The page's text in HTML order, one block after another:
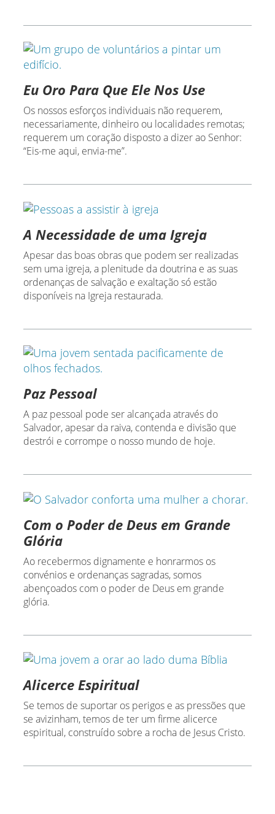
Eu Oro Para Que Ele Nos Use
Os nossos esforços individuais não requerem,
necessariamente, dinheiro ou localidades remotas;
requerem um coração disposto a dizer ao Senhor:
“Eis-me aqui, envia-me”.
A Necessidade de uma Igreja
Apesar das boas obras que podem ser realizadas
sem uma igreja, a plenitude da doutrina e as suas
ordenanças de salvação e exaltação só estão
disponíveis na Igreja restaurada.
Paz Pessoal
A paz pessoal pode ser alcançada através do
Salvador, apesar da raiva, contenda e divisão que
destrói e corrompe o nosso mundo de hoje.
Com o Poder de Deus em Grande
Glória
Ao recebermos dignamente e honrarmos os
convénios e ordenanças sagradas, somos
abençoados com o poder de Deus em grande
glória.
Alicerce Espiritual
Se temos de suportar os perigos e as pressões que
se avizinham, temos de ter um firme alicerce
espiritual, construído sobre a rocha de Jesus Cristo.